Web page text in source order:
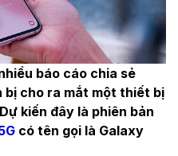
báo cáo chia sẻ
bị cho ra mắt một thiết bị
kiến đây là phiên bản
có tên gọi là Galaxy